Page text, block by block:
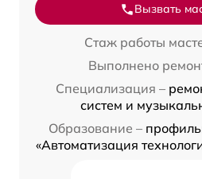
Вызвать
Стаж работы
Выполнено
Специализация –
систем и
Образование –
«Автоматизация